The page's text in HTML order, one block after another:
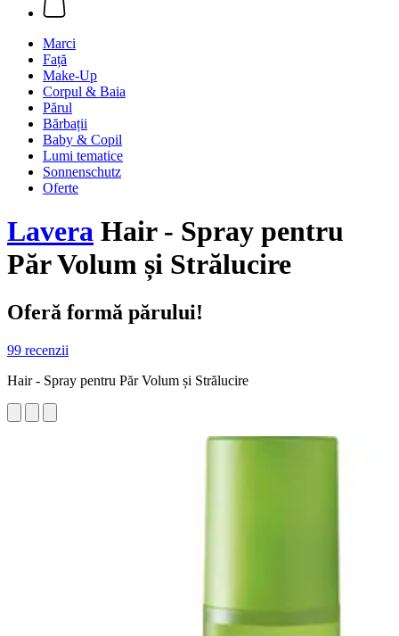
Marci
Față
Make-Up
Corpul & Baia
Părul
Bărbații
Baby & Copil
Lumi tematice
Sonnenschutz
Oferte
Lavera Hair - Spray pentru
Păr Volum și Strălucire
Oferă formă părului!
99 recenzii
Hair - Spray pentru Păr Volum și Strălucire